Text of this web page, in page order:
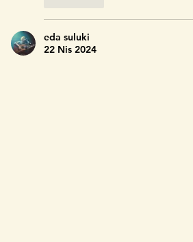
eda suluki
22 Nis 2024